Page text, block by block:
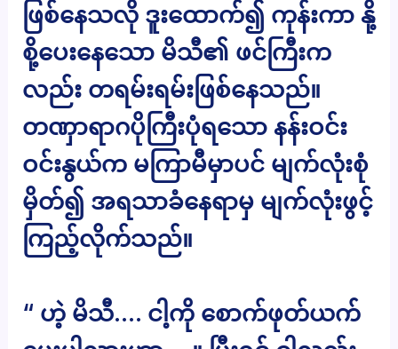
ဖြစ်နေသလို ဒူးထောက်၍ ကုန်းကာ နို့
စို့ပေးနေသော မိသီ၏ ဖင်ကြီးက
လည်း တရမ်းရမ်းဖြစ်နေသည်။
တဏှာရာဂပိုကြီးပုံရသော နန်းဝင်း
ဝင်းနွယ်က မကြာမီမှာပင် မျက်လုံးစုံ
မှိတ်၍ အရသာခံနေရာမှ မျက်လုံးဖွင့်
ကြည့်လိုက်သည်။
“ ဟဲ့ မိသီ…. ငါ့ကို စောက်ဖုတ်ယက်